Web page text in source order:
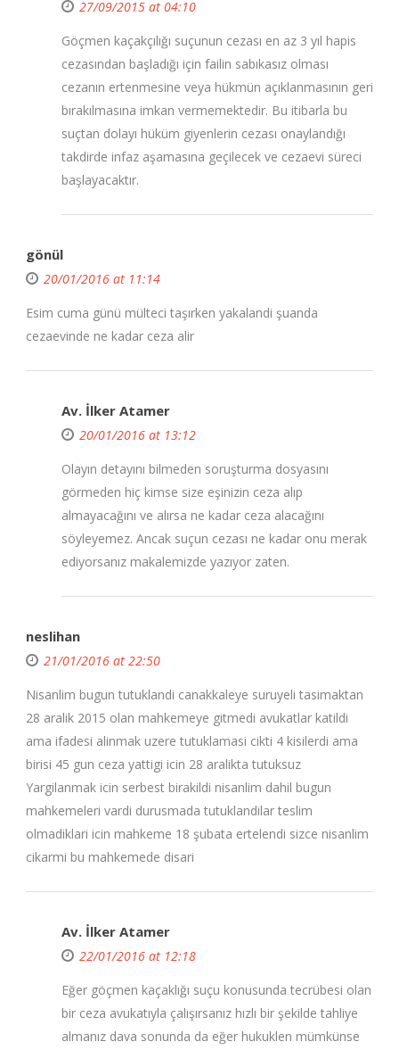
27/09/2015 at 04:10
Göçmen kaçakçılığı suçunun cezası en az 3 yıl hapis
cezasından başladığı için failin sabıkasız olması
cezanın ertenmesine veya hükmün açıklanmasının geri
bırakılmasına imkan vermemektedir. Bu itibarla bu
suçtan dolayı hüküm giyenlerin cezası onaylandığı
takdirde infaz aşamasına geçilecek ve cezaevi süreci
başlayacaktır.
gönül
20/01/2016 at 11:14
Esim cuma günü mülteci taşırken yakalandi şuanda
cezaevinde ne kadar ceza alir
Av. İlker Atamer
20/01/2016 at 13:12
Olayın detayını bilmeden soruşturma dosyasını
görmeden hiç kimse size eşinizin ceza alıp
almayacağını ve alırsa ne kadar ceza alacağını
söyleyemez. Ancak suçun cezası ne kadar onu merak
ediyorsanız makalemizde yazıyor zaten.
neslihan
21/01/2016 at 22:50
Nisanlim bugun tutuklandi canakkaleye suruyeli tasimaktan
28 aralik 2015 olan mahkemeye gitmedi avukatlar katildi
ama ifadesi alinmak uzere tutuklamasi cikti 4 kisilerdi ama
birisi 45 gun ceza yattigi icin 28 aralikta tutuksuz
Yargilanmak icin serbest birakildi nisanlim dahil bugun
mahkemeleri vardi durusmada tutuklandilar teslim
olmadiklari icin mahkeme 18 şubata ertelendi sizce nisanlim
cikarmi bu mahkemede disari
Av. İlker Atamer
22/01/2016 at 12:18
Eğer göçmen kaçaklığı suçu konusunda tecrübesi olan
bir ceza avukatıyla çalışırsanız hızlı bir şekilde tahliye
almanız dava sonunda da eğer hukuklen mümkünse